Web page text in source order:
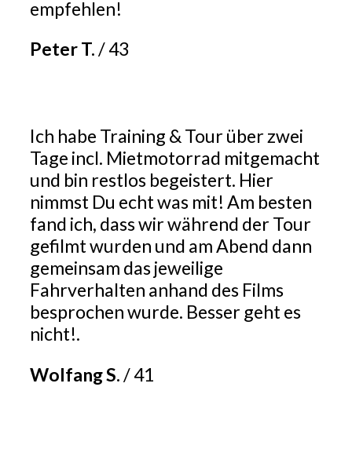
empfehlen!
Peter T./43
Ich habe Training & Tour über zwei
Tage incl. Mietmotorrad mitgemacht
und bin restlos begeistert. Hier
nimmst Du echt was mit! Am besten
fand ich, dass wir während der Tour
gefilmt wurden und am Abend dann
gemeinsam das jeweilige
Fahrverhalten anhand des Films
besprochen wurde. Besser geht es
nicht!.
Wolfang S. /41